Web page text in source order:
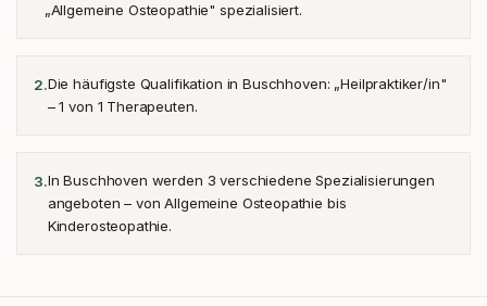
„Allgemeine Osteopathie" spezialisiert.
2.Die häufigste Qualifikation in Buschhoven: „Heilpraktiker/in"
– 1 von 1 Therapeuten.
3.In Buschhoven werden 3 verschiedene Spezialisierungen
angeboten – von Allgemeine Osteopathie bis
Kinderosteopathie.